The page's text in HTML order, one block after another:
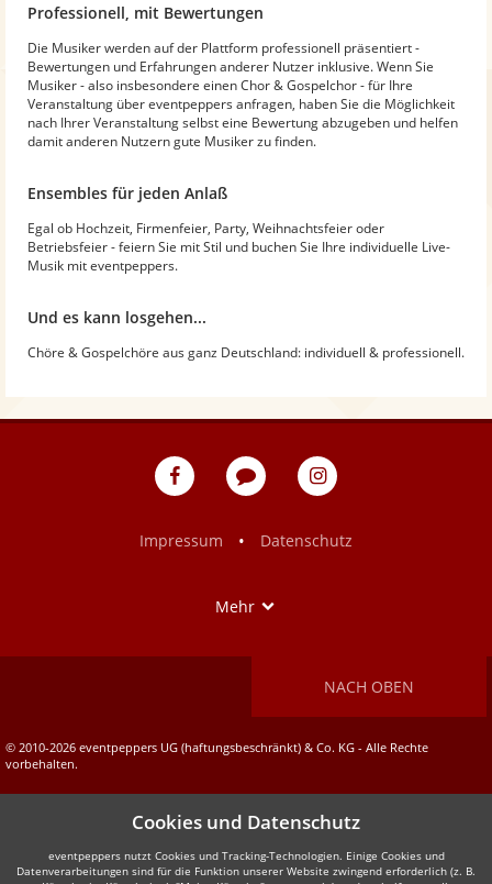
Professionell, mit Bewertungen
Die Musiker werden auf der Plattform professionell präsentiert -
Bewertungen und Erfahrungen anderer Nutzer inklusive. Wenn Sie
Musiker - also insbesondere einen Chor & Gospelchor - für Ihre
Veranstaltung über eventpeppers anfragen, haben Sie die Möglichkeit
nach Ihrer Veranstaltung selbst eine Bewertung abzugeben und helfen
damit anderen Nutzern gute Musiker zu finden.
Ensembles für jeden Anlaß
Egal ob Hochzeit, Firmenfeier, Party, Weihnachtsfeier oder
Betriebsfeier - feiern Sie mit Stil und buchen Sie Ihre individuelle Live-
Musik mit eventpeppers.
Und es kann losgehen...
Chöre & Gospelchöre aus ganz Deutschland: individuell & professionell.
eventpeppers
Blog
eventpeppers
Impressum
• Datenschutz
Mehr
NACH OBEN
© 2010-2026 eventpeppers UG (haftungsbeschränkt) & Co. KG - Alle Rechte
vorbehalten.
Cookies und Datenschutz
eventpeppers nutzt Cookies und Tracking-Technologien. Einige Cookies und
Datenverarbeitungen sind für die Funktion unserer Website zwingend erforderlich (z. B.